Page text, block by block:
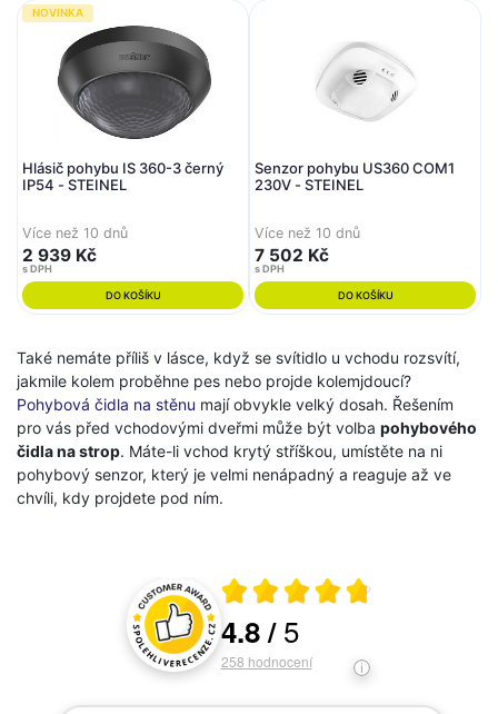
NOVINKA
Hlásič pohybu IS 360-3 černý
IP54 - STEINEL
Více než 10 dnů
2 939 Kč
s DPH
DO KOŠÍKU
Senzor pohybu US360 COM1
230V - STEINEL
Více než 10 dnů
7 502 Kč
s DPH
DO KOŠÍKU
Také nemáte příliš v lásce, když se svítidlo u vchodu rozsvítí,
jakmile kolem proběhne pes nebo projde kolemjdoucí?
Pohybová čidla na stěnu mají obvykle velký dosah. Řešením
pro vás před vchodovými dveřmi může být volba pohybového
čidla na strop. Máte-li vchod krytý stříškou, umístěte na ni
pohybový senzor, který je velmi nenápadný a reaguje až ve
chvíli, kdy projdete pod ním.
Hodnocení a recenze zákazníků
Průměrné hodnocení 4.8 z 5
4.8/5
258 hodnocení